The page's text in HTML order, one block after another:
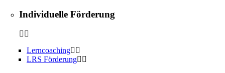
Individuelle Förderung
Lerncoaching
LRS Förderung